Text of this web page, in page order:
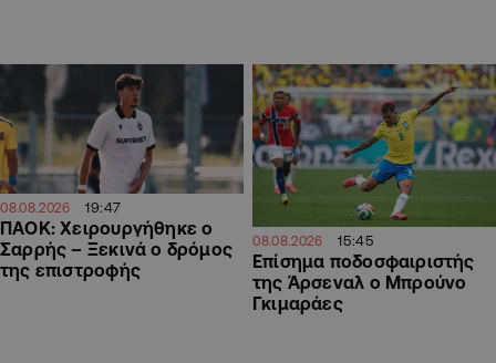
08.08.2026 19:47
ΠΑΟΚ: Χειρουργήθηκε ο
Σαρρής – Ξεκινά ο δρόμος
της επιστροφής
08.08.2026 15:45
Επίσημα ποδοσφαιριστής
της Άρσεναλ ο Μπρούνο
Γκιμαράες